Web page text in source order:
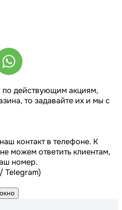
по действующим акциям,
то задавайте их и мы с
контакт в телефоне. К
можем ответить клиентам,
номер.
Telegram)